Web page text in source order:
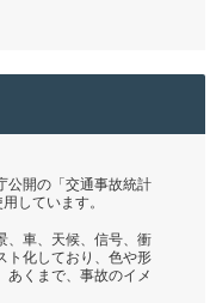
公開の「交通事故統計
しています。
、車、天候、信号、衝
ト化しており、色や形
あくまで、事故のイメ